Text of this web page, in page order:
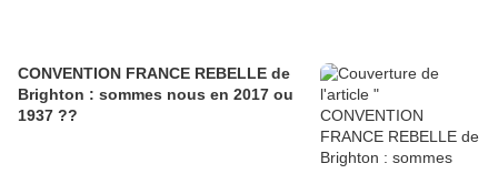
CONVENTION FRANCE REBELLE de
Brighton : sommes nous en 2017 ou
1937 ??